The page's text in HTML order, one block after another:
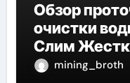
Обзор
очистки
Слим
mining_broth